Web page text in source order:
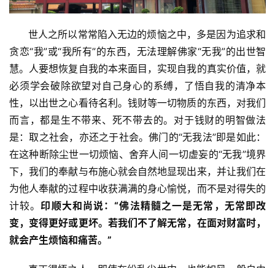
讯
八
点
僧
音
高
僧
访
谈
心
世人之所以常常陷入无边的烦恼之中，多是因为追求和
贪恋“我”或“我所有”的东西，无法理解佛家“无我”的出世智
慧。人要想恢复自我的本来面目，实现自我的真实价值，就
必须学会破除欲望对自己身心的系缚，了悟自我的清净本
性，以出世之心看待名利。钱财等一切物质的东西，对我们
而言，都是生不带来、死不带去的。对于钱财的明智做法
是：取之社会，亦还之于社会。佛门的“无我法”即是如此：
在这种断除尘世一切烦恼、舍弃人间一切虚妄的“无我”境界
下，我们的奉献与布施心就会自然地显现出来，并让我们在
为他人奉献的过程中收获满满的身心愉悦，而不是对得失的
计较。印顺大和尚说：“佛法精髓之一是无常，无常即改
变，变得更好或更坏。若我们不了解无常，在面对财富时，
就会产生烦恼和痛苦。”